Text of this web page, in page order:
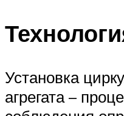
Установка
агрегата –